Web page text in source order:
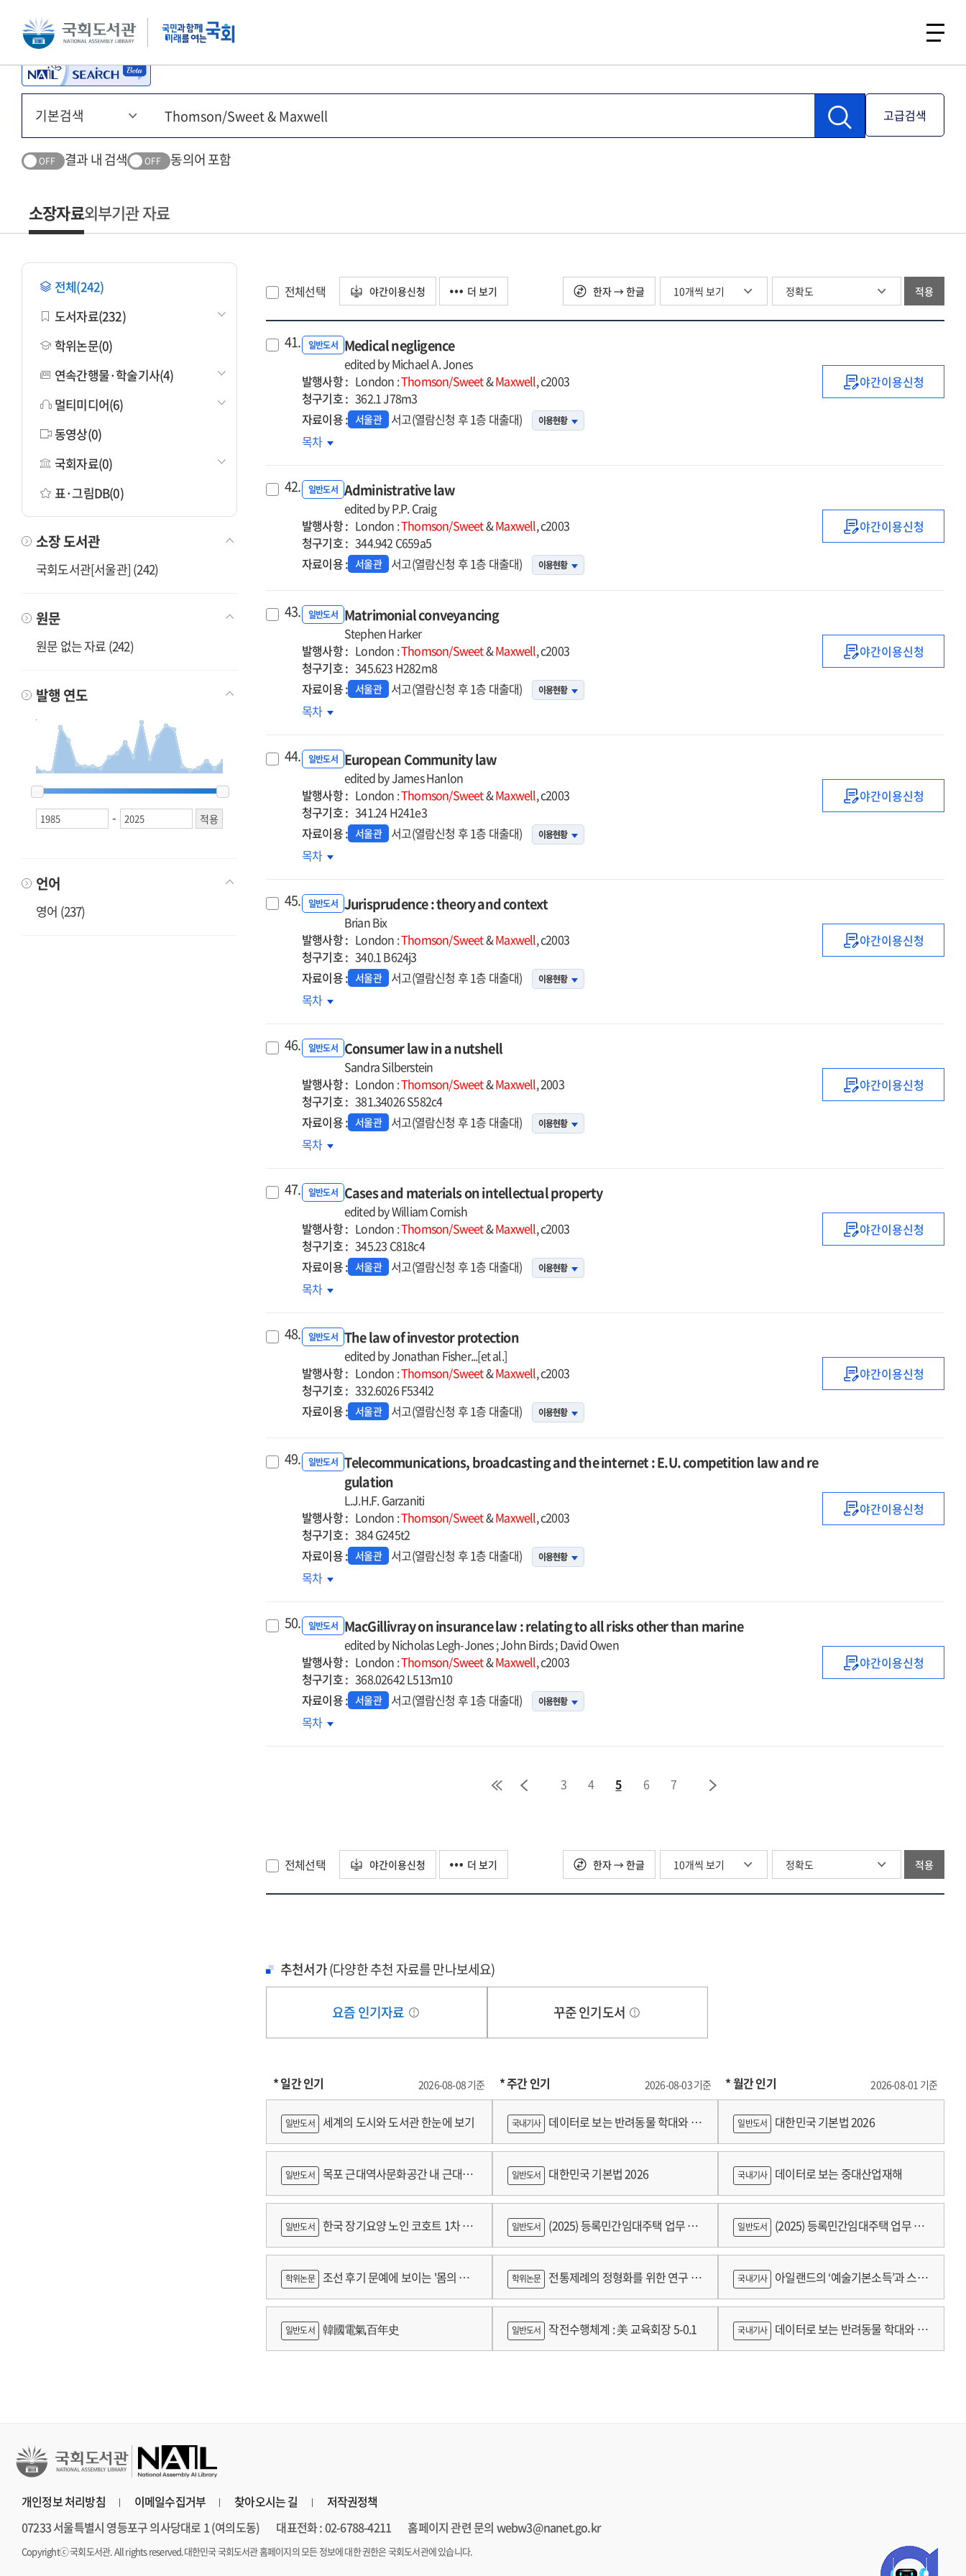
본문 바로가기 주메뉴 바로가기
고급검색
OFF 결과 내 검색 OFF 동의어 포함
소장자료외부기관 자료
전체(242)
도서자료(232)
학위논문(0)
연속간행물·학술기사(4)
멀티미디어(6)
동영상(0)
국회자료(0)
표·그림DB(0)
소장 도서관
국회도서관[서울관] (242)
원문
원문 없는 자료 (242)
발행 연도
-
언어
영어 (237)
전체선택 야간이용신청 더 보기 한자 → 한글 적용
41. 일반도서 Medical negligence
edited by Michael A. Jones
발행사항 : London :Thomson/Sweet&Maxwell, c2003
청구기호 : 362.1 J78m3
자료이용 : 서울관 서고(열람신청 후 1층 대출대) 이용현황
Medical
야간이용신청
Medical
목차
42. 일반도서 Administrative law
edited by P.P. Craig
발행사항 : London :Thomson/Sweet&Maxwell, c2003
청구기호 : 344.942 C659a5
자료이용 : 서울관 서고(열람신청 후 1층 대출대) 이용현황
Administrative
야간이용신청
43. 일반도서 Matrimonial conveyancing
Stephen Harker
발행사항 : London :Thomson/Sweet&Maxwell, c2003
청구기호 : 345.623 H282m8
자료이용 : 서울관 서고(열람신청 후 1층 대출대) 이용현황
Matrimonial
야간이용신청
Matrimonial
목차
44. 일반도서 European Community law
edited by James Hanlon
발행사항 : London :Thomson/Sweet&Maxwell, c2003
청구기호 : 341.24 H241e3
자료이용 : 서울관 서고(열람신청 후 1층 대출대) 이용현황
European
야간이용신청
European
목차
45. 일반도서 Jurisprudence : theory and context
Brian Bix
발행사항 : London :Thomson/Sweet&Maxwell, c2003
청구기호 : 340.1 B624j3
자료이용 : 서울관 서고(열람신청 후 1층 대출대) 이용현황
Jurisprudence
야간이용신청
Jurisprudence
and
목차
46. 일반도서 Consumer law in a nutshell
Sandra Silberstein
발행사항 : London :Thomson/Sweet&Maxwell, 2003
청구기호 : 381.34026 S582c4
자료이용 : 서울관 서고(열람신청 후 1층 대출대) 이용현황
Consumer
야간이용신청
Consumer
a
목차
47. 일반도서 Cases and materials on intellectual property
edited by William Cornish
발행사항 : London :Thomson/Sweet&Maxwell, c2003
청구기호 : 345.23 C818c4
자료이용 : 서울관 서고(열람신청 후 1층 대출대) 이용현황
Cases
야간이용신청
Cases
on
intellectual
property
목차
48. 일반도서 The law of investor protection
edited by Jonathan Fisher...[et al.]
발행사항 : London :Thomson/Sweet&Maxwell, c2003
청구기호 : 332.6026 F534l2
자료이용 : 서울관 서고(열람신청 후 1층 대출대) 이용현황
The
야간이용신청
49. 일반도서 Telecommunications, broadcasting and the internet : E.U. competition law and re
gulation
L.J.H.F. Garzaniti
발행사항 : London :Thomson/Sweet&Maxwell, c2003
청구기호 : 384 G245t2
자료이용 : 서울관 서고(열람신청 후 1층 대출대) 이용현황
law
and
야간이용신청
Telecommunications,
the
:
E.U.
competition
law
and
목차
50. 일반도서 MacGillivray on insurance law : relating to all risks other than marine
edited by Nicholas Legh-Jones ; John Birds ; David Owen
발행사항 : London :Thomson/Sweet&Maxwell, c2003
청구기호 : 368.02642 L513m10
자료이용 : 서울관 서고(열람신청 후 1층 대출대) 이용현황
MacGillivray
marine
야간이용신청
MacGillivray
risks
other
than
목차
3 4 5 6 7
전체선택 야간이용신청 더 보기 한자 → 한글 적용
추천서가(다양한 추천 자료를 만나보세요)
요즘 인기자료 꾸준 인기도서
* 일간 인기 2026-08-08 기준
일반도서 세계의 도시와 도서관 한눈에 보기
일반도서 목포 근대역사문화공간 내 근대건
축문화재 기록화보고서
일반도서 한국 장기요양 노인 코호트 1차 추
적조사 : 2024년 건강보험연구원 정규연구
보고서
학위논문 조선 후기 문예에 보이는 '몸의 욕
망 긍정' 양상 연구
일반도서 韓國電氣百年史
* 주간 인기 2026-08-03 기준
국내기사 데이터로 보는 반려동물 학대와 분
쟁
일반도서 대한민국 기본법 2026
일반도서 (2025) 등록민간임대주택 업무 편
람
학위논문 전통제례의 정형화를 위한 연구 :
가제를 중심으로
일반도서 작전수행체계 : 美 교육회장 5-0.1
* 월간 인기 2026-08-01 기준
일반도서 대한민국 기본법 2026
국내기사 데이터로 보는 중대산업재해
일반도서 (2025) 등록민간임대주택 업무 편
람
국내기사 아일랜드의 ‘예술기본소득’과 스코
틀랜드의 예술인 소득보장정책 논의
국내기사 데이터로 보는 반려동물 학대와 분
개인정보 처리방침 이메일수집거부 찾아오시는 길
저작권정책
07233 서울특별시 영등포구 의사당대로 1 (여의도동)
대표전화 : 02-6788-4211 홈페이지 관련 문의 webw3@nanet.go.kr
Copyrightⓒ 국회도서관. All rights reserved.대한민국 국회도서관 홈페이지의 모든 정보에 대한 권한은 국회도서관에 있습니다.